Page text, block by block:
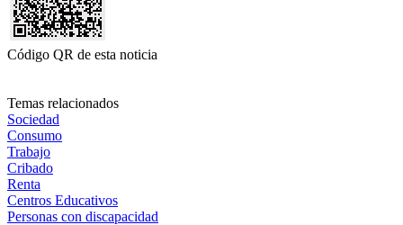
Código QR de esta noticia
Temas relacionados
Sociedad
Consumo
Trabajo
Cribado
Renta
Centros Educativos
Personas con discapacidad